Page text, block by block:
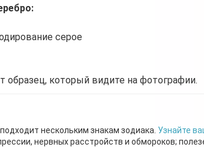
серое
образец, который видите на фотографии.
нескольким знакам зодиака. Узнайте
нервных расстройств и обмороков;